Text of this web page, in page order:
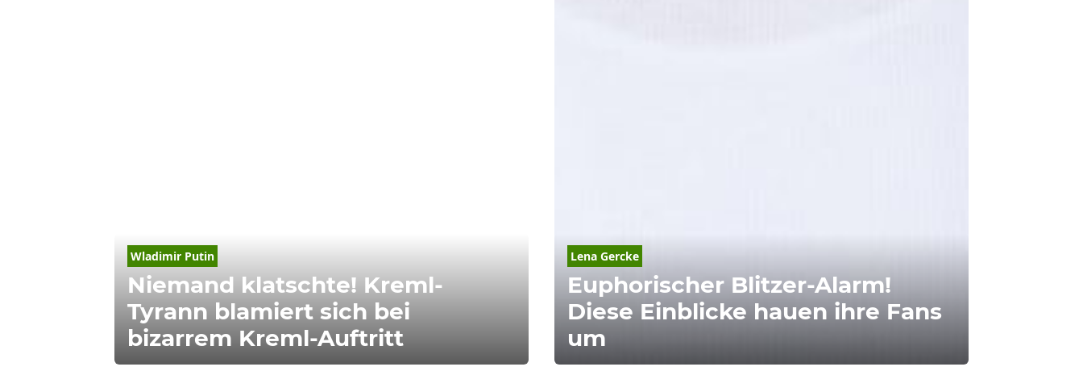
Wladimir Putin
Niemand klatschte! Kreml-
Tyrann blamiert sich bei
bizarrem Kreml-Auftritt
Lena Gercke
Euphorischer Blitzer-Alarm!
Diese Einblicke hauen ihre Fans
um